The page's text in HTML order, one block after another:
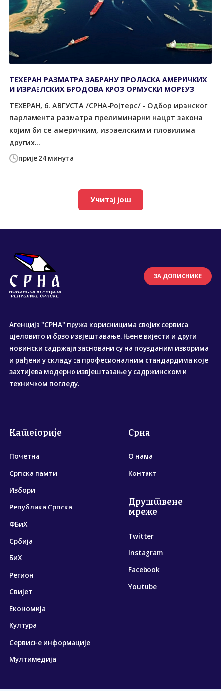
прије 24 минута
ТЕХЕРАН РАЗМАТРА ЗАБРАНУ ПРОЛАСКА АМЕРИЧКИХ
И ИЗРАЕЛСКИХ БРОДОВА КРОЗ ОРМУСКИ МОРЕУЗ
ТЕХЕРАН, 6. АВГУСТА /СРНА-Ројтерс/ - Одбор иранског
парламента разматра прелиминарни нацрт закона
којим би се америчким, израелским и пловилима
других...
Учитај још
ЗА ДОПИСНИКЕ
Агенција "СРНА" пружа корисницима својих сервиса
цјеловито и брзо извјештавање. Њене вијести и други
новински садржаји засновани су на поузданим изворима
и рађени у складу са професионалним стандардима које
захтијева модерно извјештавање у садржинском и
техничком погледу.
Категорије
Почетна
Српска памти
Избори
Република Српска
ФБиХ
Србија
БиХ
Регион
Свијет
Економија
Култура
Сервисне информације
Мултимедија
Срна
О нама
Контакт
Друштвене
мреже
Twitter
Instagram
Facebook
Youtube